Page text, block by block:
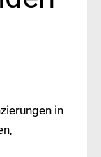
in